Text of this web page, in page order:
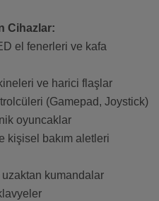
Cihazlar:
el fenerleri ve kafa
ve harici flaşlar
(Gamepad, Joystick)
oyuncaklar
kişisel bakım aletleri
kumandalar